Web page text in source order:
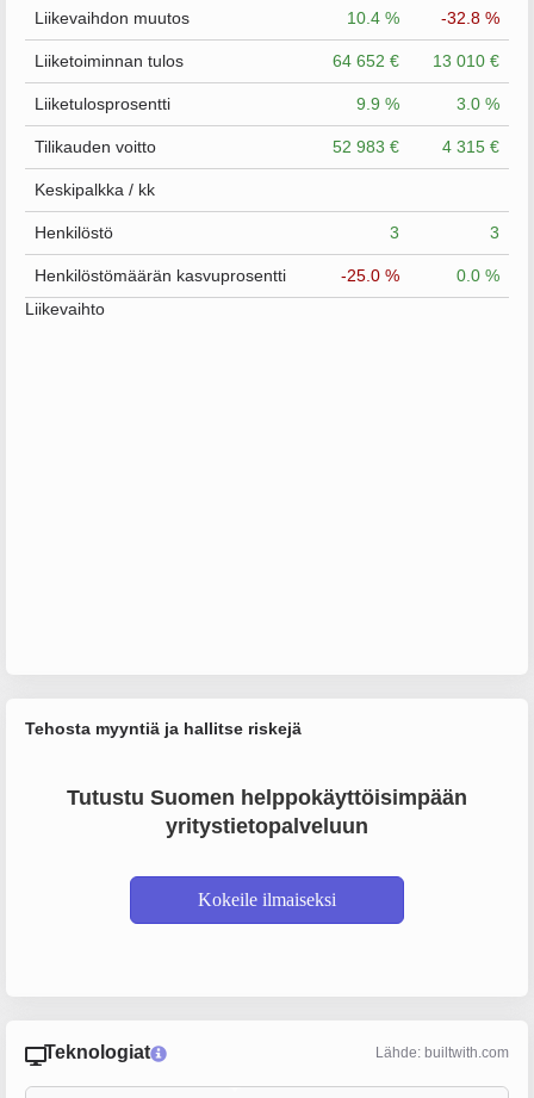
Liikevaihdon muutos 10.4 % -32.8 %
Liiketoiminnan tulos 64 652 € 13 010 €
Liiketulosprosentti 9.9 % 3.0 %
Tilikauden voitto 52 983 € 4 315 €
Keskipalkka / kk
Henkilöstö 3 3
Henkilöstömäärän kasvuprosentti -25.0 %
0.0 %
Liikevaihto
Tehosta myyntiä ja hallitse riskejä
Tutustu Suomen helppokäyttöisimpään
yritystietopalveluun
Kokeile ilmaiseksi
Teknologiat Lähde: builtwith.com